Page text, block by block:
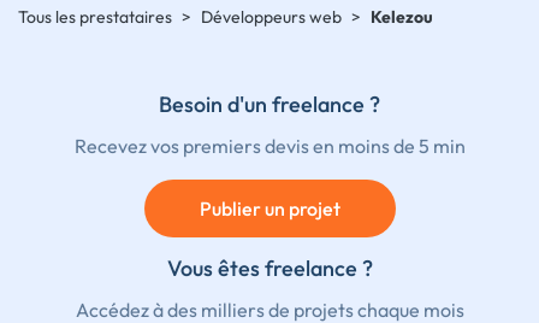
Tous les prestataires > Développeurs web > Kelezou
Besoin d'un freelance ?
Recevez vos premiers devis en moins de 5 min
Publier un projet
Vous êtes freelance ?
Accédez à des milliers de projets chaque mois